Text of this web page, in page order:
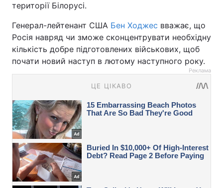
території Білорусі.
Генерал-лейтенант США Бен Ходжес вважає, що
Росія навряд чи зможе сконцентрувати необхідну
кількість добре підготовлених військових, щоб
почати новий наступ в лютому наступного року.
Реклама